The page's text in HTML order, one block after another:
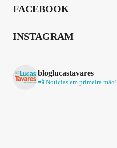
FACEBOOK
INSTAGRAM
bloglucastavares
📲 Notícias em primeira mão!